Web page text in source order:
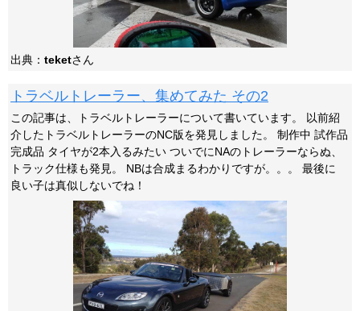
出典： teketさん
トラベルトレーラー、集めてみた その2
この記事は、トラベルトレーラーについて書いています。 以前紹
介したトラベルトレーラーのNC版を発見しました。 制作中 試作品
完成品 タイヤが2本入るみたい ついでにNAのトレーラーならぬ、
トラック仕様も発見。 NBは合成まるわかりですが。。。 最後に
良い子は真似しないでね！